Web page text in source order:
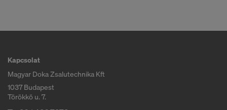
Kapcsolat
Magyar Doka Zsalutechnika Kft
1037 Budapest
Törökkö u. 7.
Amerikai Egyesült Államok harmadik országként
Ön, mint felhasználó, annak a kockázata, hogy a
személyes adatait egy olyan szervezet kezeli,
amelynek székhelye az Egyesült Államokban van,
különösen arra, hogy ezen adatokhoz hozzáférést